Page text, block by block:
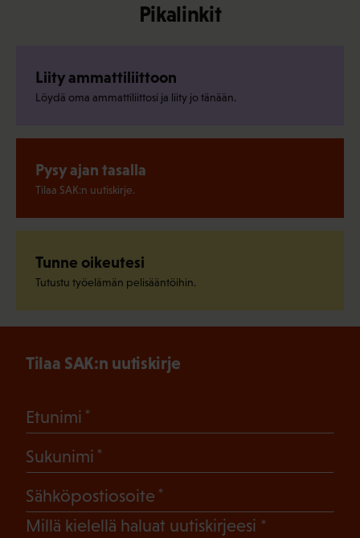
Pikalinkit
Liity ammattiliittoon
Löydä oma ammattiliittosi ja liity jo tänään.
Pysy ajan tasalla
Tilaa SAK:n uutiskirje.
Tunne oikeutesi
Tutustu työelämän pelisääntöihin.
Tilaa SAK:n uutiskirje
Etunimi
Sukunimi
Sähköpostiosoite
Millä kielellä haluat uutiskirjeesi (Pakollinen)